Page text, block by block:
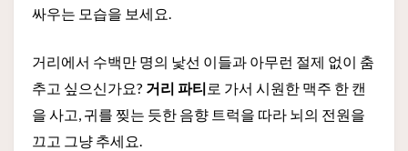
싸우는 모습을 보세요.
거리에서 수백만 명의 낯선 이들과 아무런 절제 없이 춤
추고 싶으신가요? 거리 파티로 가서 시원한 맥주 한 캔
을 사고, 귀를 찢는 듯한 음향 트럭을 따라 뇌의 전원을
끄고 그냥 추세요.